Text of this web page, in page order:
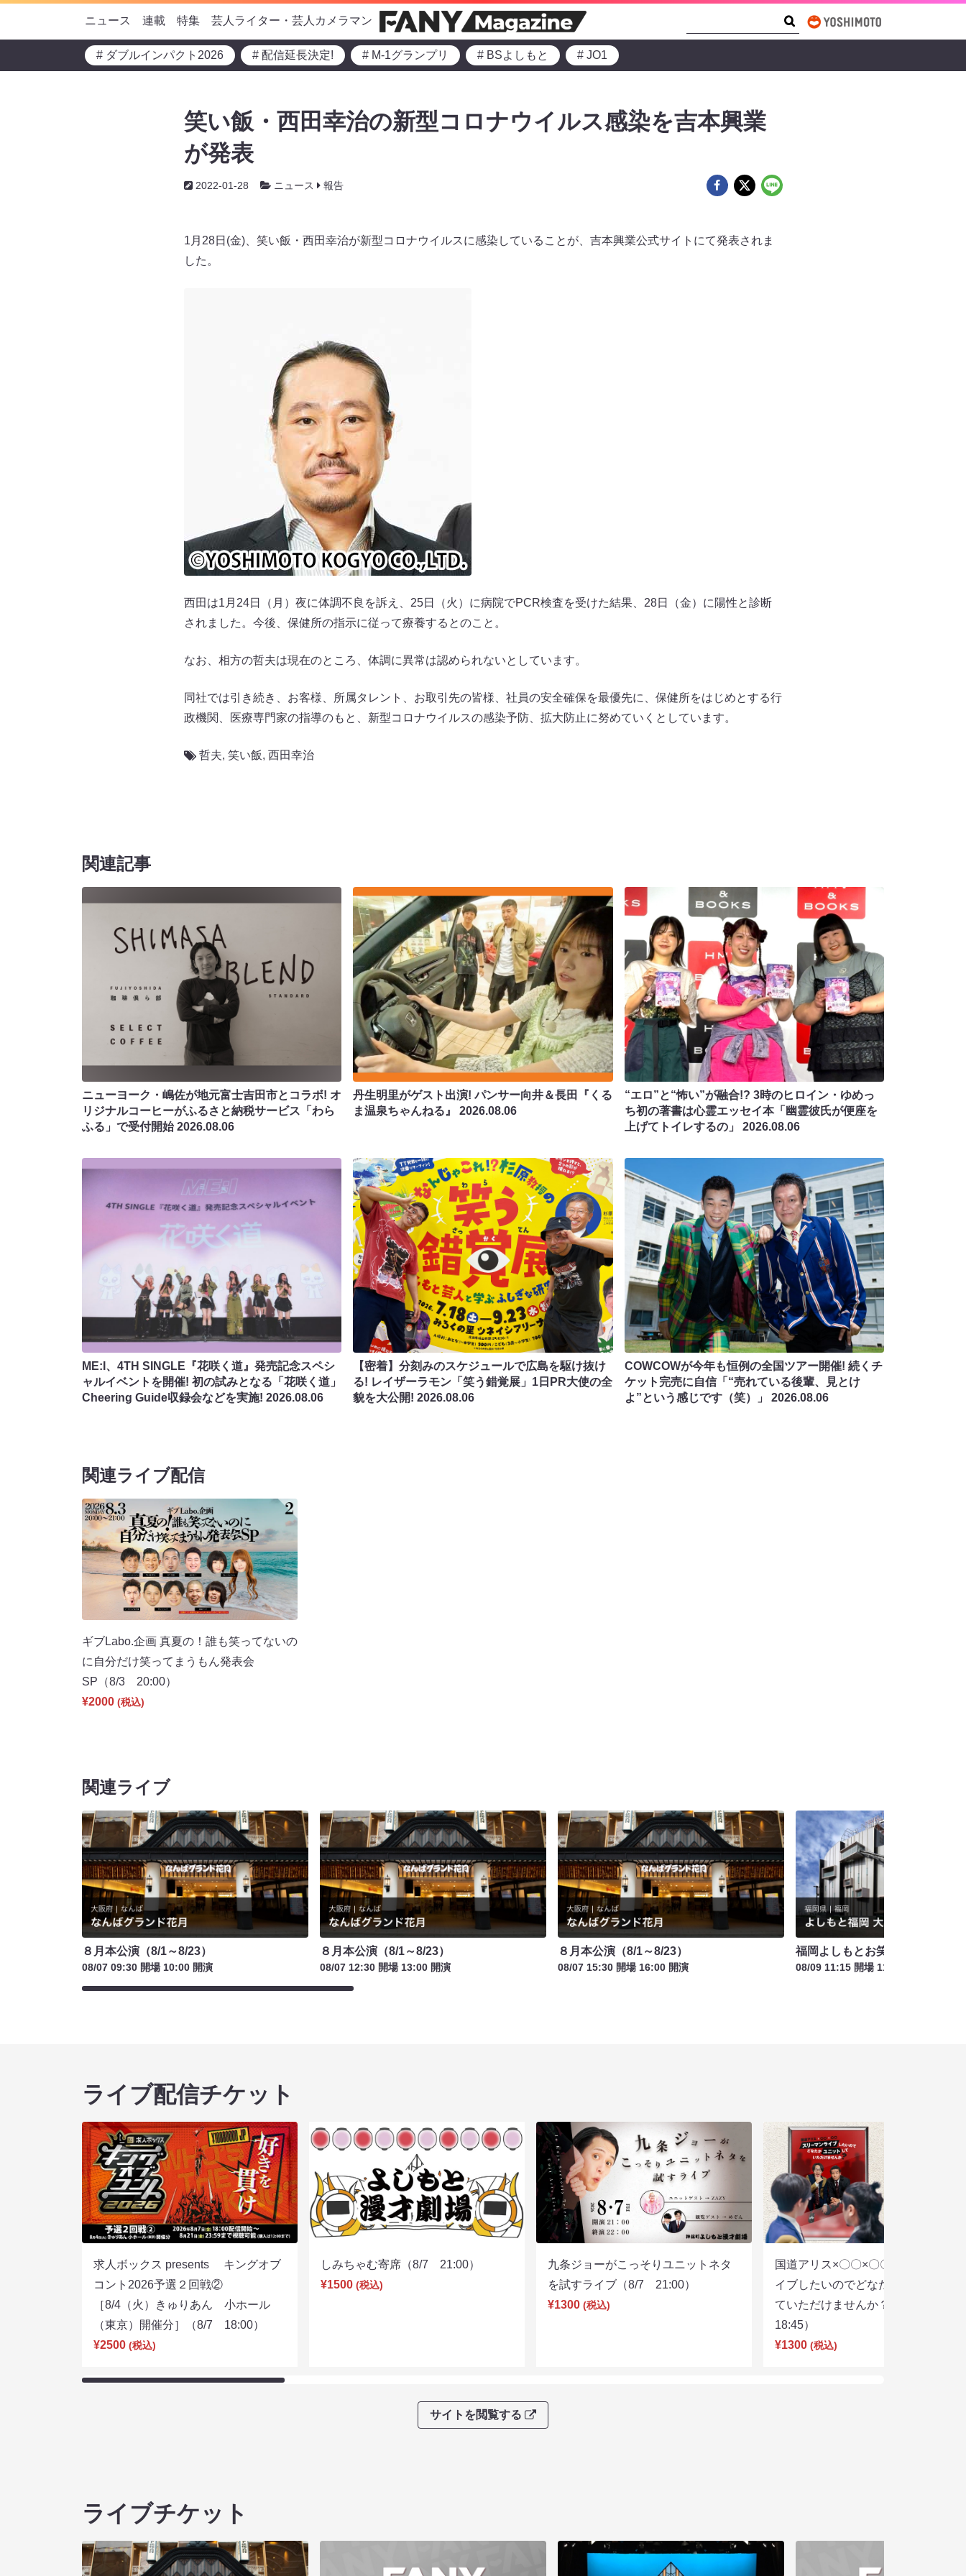
ニュース 連載 特集 芸人ライター・芸人カメラマン
# ダブルインパクト2026 # 配信延長決定! # M-1グランプリ # BSよしもと # JO1
笑い飯・西田幸治の新型コロナウイルス感染を吉本興業
が発表
2022-01-28 ニュース 報告
1月28日(金)、笑い飯・西田幸治が新型コロナウイルスに感染していることが、吉本興業公式サイトにて発表されま
した。
西田は1月24日（月）夜に体調不良を訴え、25日（火）に病院でPCR検査を受けた結果、28日（金）に陽性と診断
されました。今後、保健所の指示に従って療養するとのこと。
なお、相方の哲夫は現在のところ、体調に異常は認められないとしています。
同社では引き続き、お客様、所属タレント、お取引先の皆様、社員の安全確保を最優先に、保健所をはじめとする行
政機関、医療専門家の指導のもと、新型コロナウイルスの感染予防、拡大防止に努めていくとしています。
哲夫, 笑い飯, 西田幸治
関連記事
ニューヨーク・嶋佐が地元富士吉田市とコラボ! オ
リジナルコーヒーがふるさと納税サービス「わら
ふる」で受付開始2026.08.06
丹生明里がゲスト出演! パンサー向井＆長田『くる
ま温泉ちゃんねる』2026.08.06
“エロ”と“怖い”が融合!? 3時のヒロイン・ゆめっ
ち初の著書は心霊エッセイ本「幽霊彼氏が便座を
上げてトイレするの」 2026.08.06
ME:I、4TH SINGLE『花咲く道』発売記念スペシ
ャルイベントを開催! 初の試みとなる「花咲く道」
Cheering Guide収録会などを実施! 2026.08.06
【密着】分刻みのスケジュールで広島を駆け抜け
る! レイザーラモン「笑う錯覚展」1日PR大使の全
貌を大公開!2026.08.06
COWCOWが今年も恒例の全国ツアー開催! 続くチ
ケット完売に自信「“売れている後輩、見とけ
よ”という感じです（笑）」 2026.08.06
関連ライブ配信
ギブLabo.企画 真夏の！誰も笑ってないの
に自分だけ笑ってまうもん発表会
SP（8/3 20:00）
¥2000 (税込)
関連ライブ
８月本公演（8/1～8/23）
08/07 09:30 開場 10:00 開演
８月本公演（8/1～8/23）
08/07 12:30 開場 13:00 開演
８月本公演（8/1～8/23）
08/07 15:30 開場 16:00 開演
福岡よしもとお笑いライブ
08/09 11:15 開場 11:30 開演
ライブ配信チケット
求人ボックス presents キングオブ
コント2026予選２回戦②
［8/4（火）きゅりあん 小ホール
（東京）開催分］（8/7 18:00）
¥2500 (税込)
しみちゃむ寄席（8/7 21:00）
¥1500 (税込)
九条ジョーがこっそりユニットネタ
を試すライブ（8/7 21:00）
¥1300 (税込)
国道アリス×〇〇×〇〇スリーマンラ
イブしたいのでどなたかユニットし
ていただけませんか？（8/7
18:45）
¥1300 (税込)
サイトを閲覧する
ライブチケット